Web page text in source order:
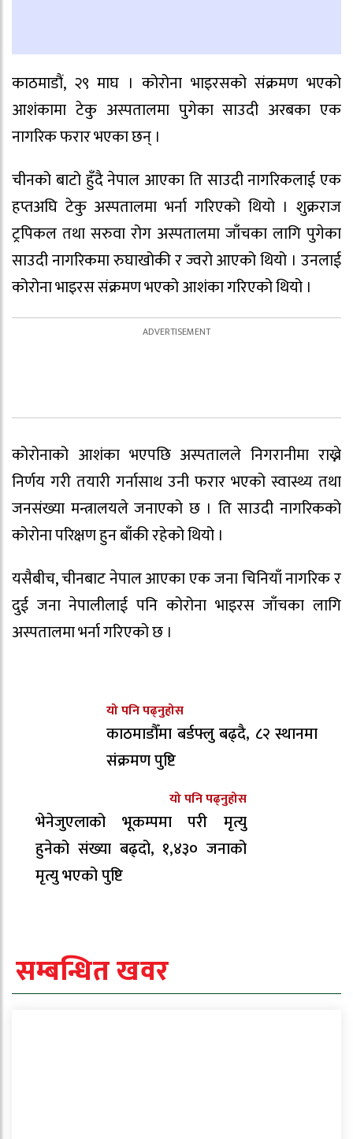
काठमाडौं, २९ माघ । कोरोना भाइरसको संक्रमण भएको
आशंकामा टेकु अस्पतालमा पुगेका साउदी अरबका एक
नागरिक फरार भएका छन् ।
चीनको बाटो हुँदै नेपाल आएका ति साउदी नागरिकलाई एक
हप्तअघि टेकु अस्पतालमा भर्ना गरिएको थियो । शुक्रराज
ट्रपिकल तथा सरुवा रोग अस्पतालमा जाँचका लागि पुगेका
साउदी नागरिकमा रुघाखोकी र ज्वरो आएको थियो । उनलाई
कोरोना भाइरस संक्रमण भएको आशंका गरिएको थियो ।
कोरोनाको आशंका भएपछि अस्पतालले निगरानीमा राख्ने
निर्णय गरी तयारी गर्नासाथ उनी फरार भएको स्वास्थ्य तथा
जनसंख्या मन्त्रालयले जनाएको छ । ति साउदी नागरिकको
कोरोना परिक्षण हुन बाँकी रहेको थियो ।
यसैबीच, चीनबाट नेपाल आएका एक जना चिनियाँ नागरिक र
दुई जना नेपालीलाई पनि कोरोना भाइरस जाँचका लागि
अस्पतालमा भर्ना गरिएको छ ।
यो पनि पढ्नुहोस
काठमाडौँमा बर्डफ्लु बढ्दै, ८२ स्थानमा
संक्रमण पुष्टि
यो पनि पढ्नुहोस
भेनेजुएलाको भूकम्पमा परी मृत्यु
हुनेको संख्या बढ्दो, १,४३० जनाको
मृत्यु भएको पुष्टि
सम्बन्धित खवर